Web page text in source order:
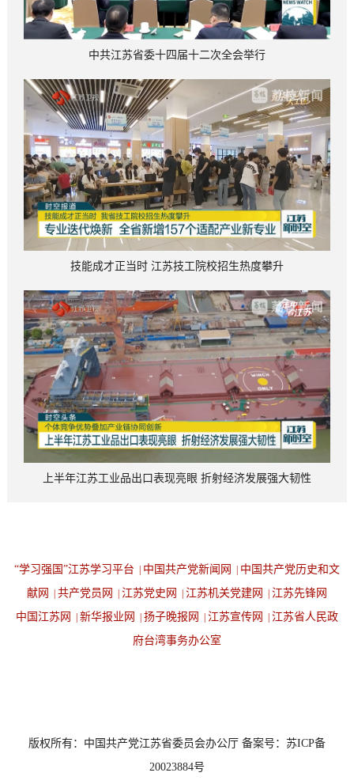
中共江苏省委十四届十二次全会举行
技能成才正当时 江苏技工院校招生热度攀升
上半年江苏工业品出口表现亮眼 折射经济发展强大韧性
“学习强国”江苏学习平台 中国共产党新闻网
中国共产党历史和文
献网
共产党员网 江苏党史网 江苏机关党建网
江苏先锋网
中国江苏网
新华报业网 扬子晚报网 江苏宣传网
江苏省人民政
府台湾事务办公室
版权所有：中国共产党江苏省委员会办公厅 备案号：苏ICP备
20023884号